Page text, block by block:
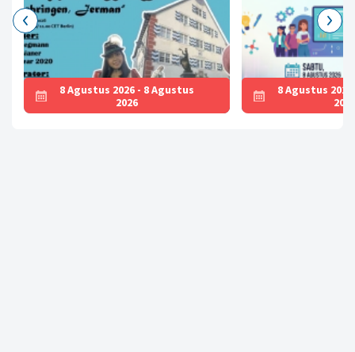
8 Agustus 2026 - 8 Agustus
2026
8 Agustus
2026